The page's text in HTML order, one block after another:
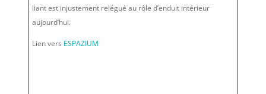
liant est injustement relégué au rôle d’enduit intérieur
aujourd’hui.
Lien vers ESPAZIUM